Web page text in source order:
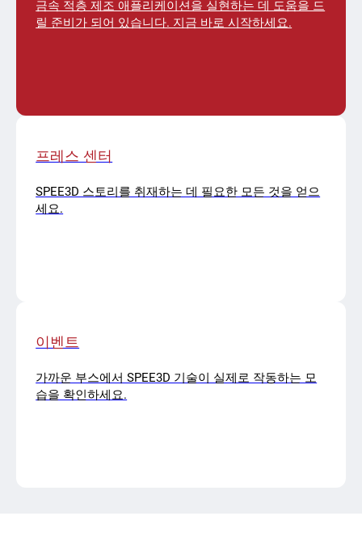
금속 적층 제조 애플리케이션을 실현하는 데 도움을 드
릴 준비가 되어 있습니다. 지금 바로 시작하세요.
프레스 센터
SPEE3D 스토리를 취재하는 데 필요한 모든 것을 얻으
세요.
이벤트
가까운 부스에서 SPEE3D 기술이 실제로 작동하는 모
습을 확인하세요.